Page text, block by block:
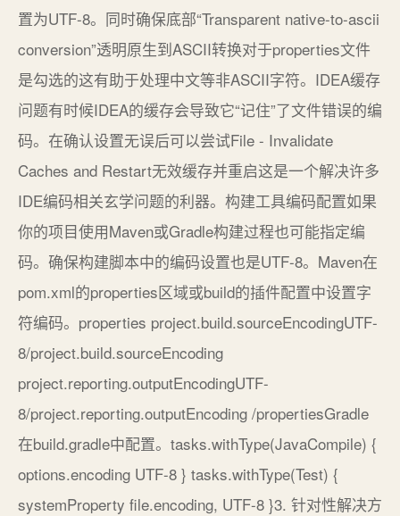
置为UTF-8。同时确保底部“Transparent native-to-ascii
conversion”透明原生到ASCII转换对于properties文件
是勾选的这有助于处理中文等非ASCII字符。IDEA缓存
问题有时候IDEA的缓存会导致它“记住”了文件错误的编
码。在确认设置无误后可以尝试File - Invalidate
Caches and Restart无效缓存并重启这是一个解决许多
IDE编码相关玄学问题的利器。构建工具编码配置如果
你的项目使用Maven或Gradle构建过程也可能指定编
码。确保构建脚本中的编码设置也是UTF-8。Maven在
pom.xml的properties区域或build的插件配置中设置字
符编码。properties project.build.sourceEncodingUTF-
8/project.build.sourceEncoding
project.reporting.outputEncodingUTF-
8/project.reporting.outputEncoding /propertiesGradle
在build.gradle中配置。tasks.withType(JavaCompile) {
options.encoding UTF-8 } tasks.withType(Test) {
systemProperty file.encoding, UTF-8 }3. 针对性解决方